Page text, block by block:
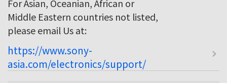
For Asian, Oceanian, African or
Middle Eastern countries not listed,
please email Us at:
https://www.sony-
asia.com/electronics/support/